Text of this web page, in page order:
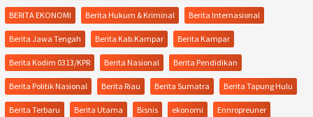
BERITA EKONOMI Berita Hukum & Kriminal Berita Internasional
Berita Jawa Tengah Berita Kab.Kampar Berita Kampar
Berita Kodim 0313/KPR Berita Nasional Berita Pendidikan
Berita Politik Nasional Berita Riau Berita Sumatra Berita Tapung Hulu
Berita Terbaru Berita Utama Bisnis ekonomi Ennropreuner